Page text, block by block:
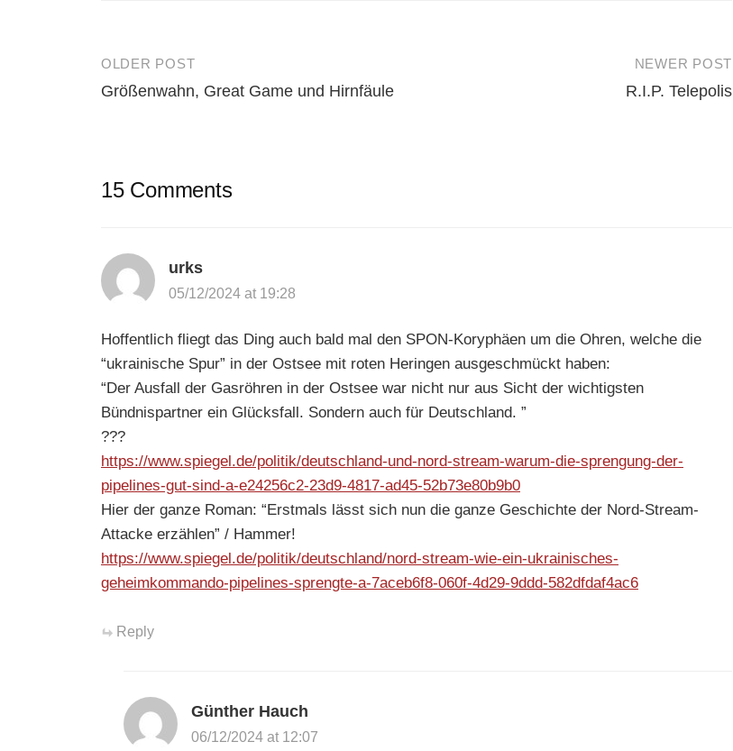
Post
navigation
OLDER POST
Größenwahn, Great Game und Hirnfäule
NEWER POST
R.I.P. Telepolis
15 Comments
urks
05/12/2024 at 19:28
Hoffentlich fliegt das Ding auch bald mal den SPON-Koryphäen um die Ohren, welche die
“ukrainische Spur” in der Ostsee mit roten Heringen ausgeschmückt haben:
“Der Ausfall der Gasröhren in der Ostsee war nicht nur aus Sicht der wichtigsten
Bündnispartner ein Glücksfall. Sondern auch für Deutschland. ”
???
https://www.spiegel.de/politik/deutschland-und-nord-stream-warum-die-sprengung-der-
pipelines-gut-sind-a-e24256c2-23d9-4817-ad45-52b73e80b9b0
Hier der ganze Roman: “Erstmals lässt sich nun die ganze Geschichte der Nord-Stream-
Attacke erzählen” / Hammer!
https://www.spiegel.de/politik/deutschland/nord-stream-wie-ein-ukrainisches-
geheimkommando-pipelines-sprengte-a-7aceb6f8-060f-4d29-9ddd-582dfdaf4ac6
Reply
Günther Hauch
06/12/2024 at 12:07